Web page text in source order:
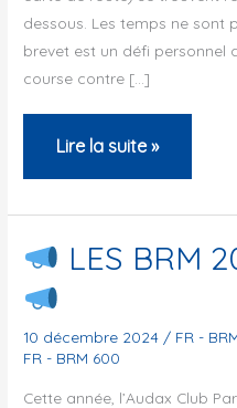
dessous. Les temps ne sont
brevet est un défi personnel
course contre […]
Résultats
BRM
200
Paname
2025
Lire la suite »
LES BRM
10 décembre 2024 / FR -
FR - BRM 600
Cette année, l’Audax Club